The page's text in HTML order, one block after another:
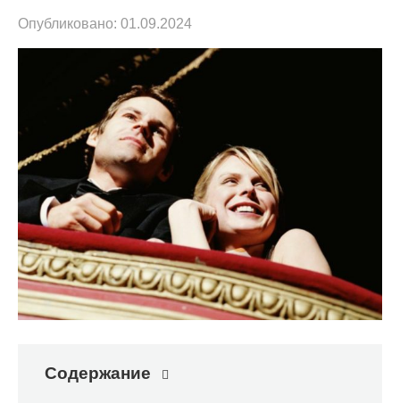
Опубликовано: 01.09.2024
Содержание